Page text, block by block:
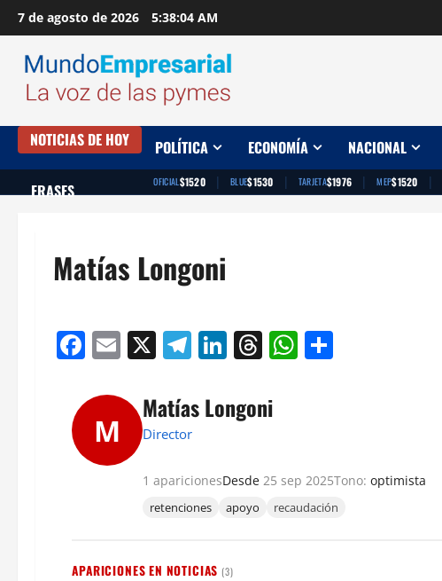
Saltar
al
contenido
7 de agosto de 2026 5:38:04 AM
NOTICIAS DE HOY POLÍTICA ECONOMÍA NACIONAL
FRASES OFICIAL$1520 | BLUE$1530 | TARJETA$1976 | MEP$1520 |
Matías Longoni
Facebook
Email
X Telegram
LinkedIn
Threads
WhatsApp
M
Matías Longoni
Director
1 aparicionesDesde 25 sep 2025Tono:optimista
retenciones apoyo recaudación
APARICIONES EN NOTICIAS (3)